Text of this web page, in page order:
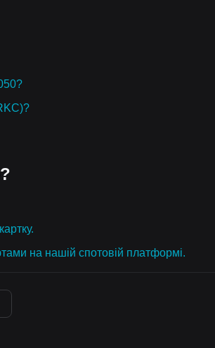
на нашій спотовій платформі.